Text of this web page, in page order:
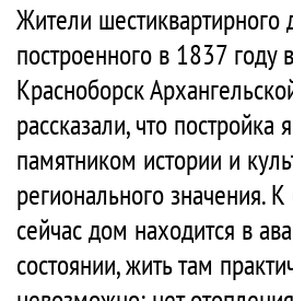
Жители шестиквартирного
построенного в 1837 году
Красноборск
рассказали, что постройка
памятником истории и
регионального значения.
сейчас дом находится в
состоянии, жить там